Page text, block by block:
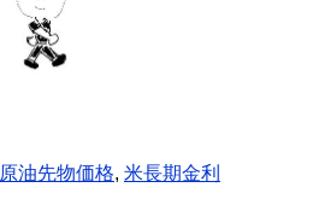
原油先物価格, 米長期金利